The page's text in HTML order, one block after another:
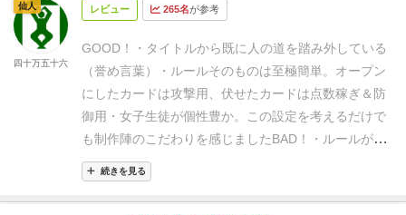
レビュー 265名が参考
GOOD！
・タイトルから既に人の道を踏み外している
（誉め言葉）
・ルールそのものは至極簡単。オープン
にしたカードは攻撃用、伏せたカードは点数稼ぎ＆防
御用 ・女子生徒が個性豊か。この設定を考えるだけで
も制作陣のこだわりを感じましたBAD！
・ルールが非
常に読みづらい、肝心な部分が把握しづらい
で『蜜の味カウンター』というトークンが必要になり
ますが同梱しておらず、自前で用意する必要がありま
続きを見る
仙人
四十万五十六